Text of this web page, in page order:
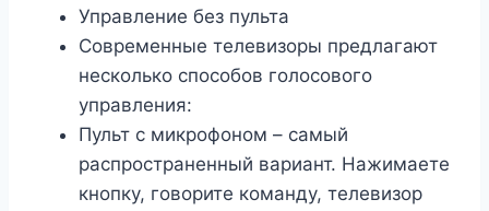
Управление без пульта
Современные телевизоры предлагают
несколько способов голосового
управления:
Пульт с микрофоном – самый
распространенный вариант. Нажимаете
кнопку, говорите команду, телевизор